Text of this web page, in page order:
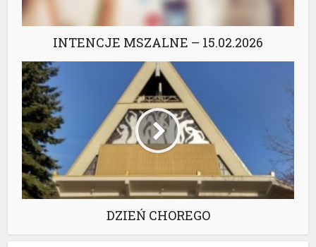
INTENCJE MSZALNE – 15.02.2026
DZIEŃ CHOREGO